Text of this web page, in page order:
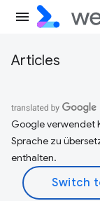
Articles
Google verwendet
Sprache zu
enthalten.